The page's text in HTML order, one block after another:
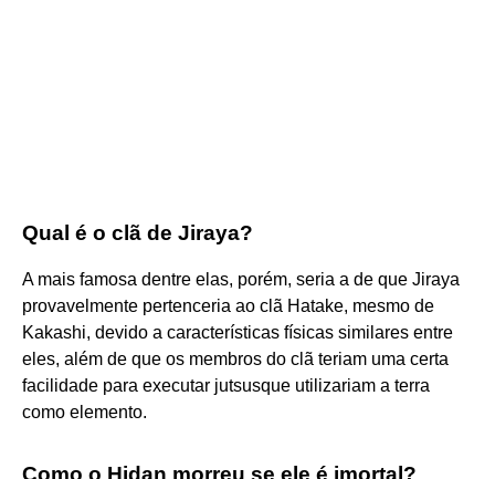
Qual é o clã de Jiraya?
A mais famosa dentre elas, porém, seria a de que Jiraya
provavelmente pertenceria ao clã Hatake, mesmo de
Kakashi, devido a características físicas similares entre
eles, além de que os membros do clã teriam uma certa
facilidade para executar jutsusque utilizariam a terra
como elemento.
Como o Hidan morreu se ele é imortal?